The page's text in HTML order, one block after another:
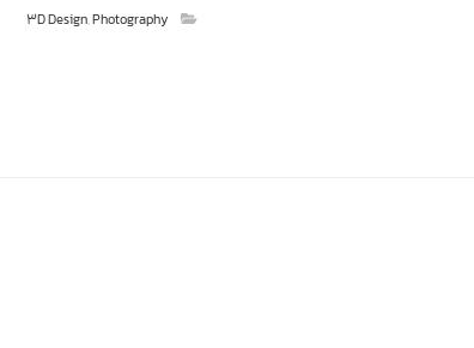
3D Design,Photography